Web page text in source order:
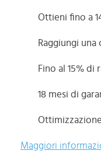
Ottieni fino a
Raggiungi una
Fino al 15% di
18 mesi di
Maggiori